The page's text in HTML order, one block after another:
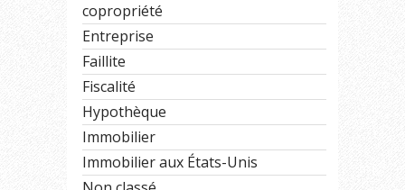
copropriété
Entreprise
Faillite
Fiscalité
Hypothèque
Immobilier
Immobilier aux États-Unis